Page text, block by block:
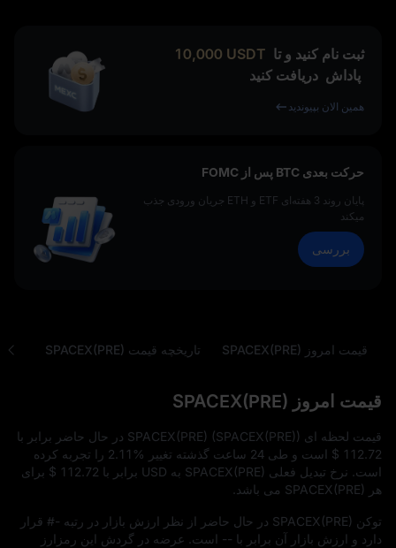
ثبت نام کنید و تا 10,000 USDT
پاداش دریافت کنید
همین الان بپیوندید
حرکت بعدی BTC پس از FOMC
پایان روند 3 هفته‌ای ETF و ETH جریان ورودی جذب
میکند
بررسی
قیمت امروز SPACEX(PRE) تاریخچه قیمت SPACEX(PRE)
قیمت امروز SPACEX(PRE)
قیمت لحظه‌ ای SPACEX(PRE) (SPACEX(PRE)) در حال حاضر برابر با
$ 112.72 است و طی 24 ساعت گذشته تغییر 2.11% را تجربه کرده
است. نرخ تبدیل فعلی SPACEX(PRE) به USD برابر با
$ 112.72 برای
هر SPACEX(PRE) می‌ باشد.
توکن SPACEX(PRE) در حال حاضر از نظر ارزش بازار در رتبه #- قرار
دارد و ارزش بازار آن برابر با -- است. عرضه در گردش این رمزارز